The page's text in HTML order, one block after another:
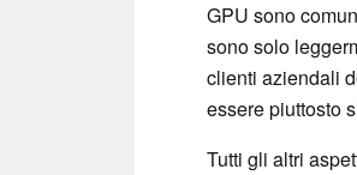
GPU sono
sono solo
clienti aziendali
essere piuttosto
Tutti gli altri